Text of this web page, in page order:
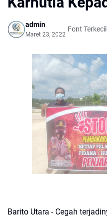
admin
Maret 23, 2022
Font Terkecil
Barito Utara - Cegah